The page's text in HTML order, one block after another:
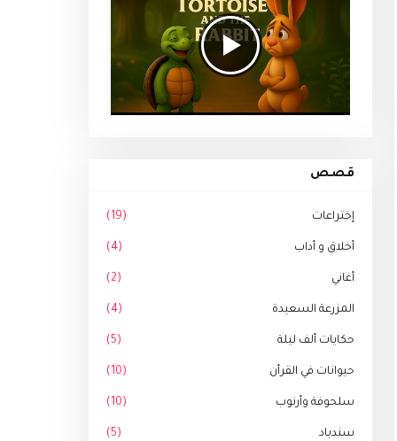
قصص
إختراعات (19)
أخلاق و أداب (4)
أغاني (2)
المزرعة السعيدة (4)
حكايات ألف ليلة (5)
حيوانات في القرأن (10)
سلحوفة وأرنوب (10)
سندباد (5)